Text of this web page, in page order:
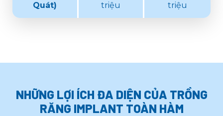
Quát) triệu triệu
NHỮNG LỢI ÍCH ĐA DIỆN CỦA TRỒNG
RĂNG IMPLANT TOÀN HÀM